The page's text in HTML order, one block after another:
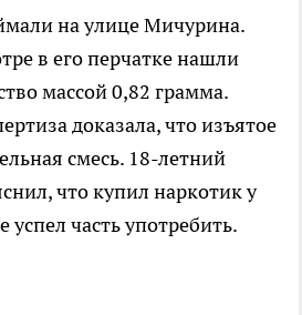
на улице Мичурина.
в его перчатке нашли
массой 0,82 грамма.
доказала, что изъятое
смесь. 18-летний
что купил наркотик у
успел часть употребить.